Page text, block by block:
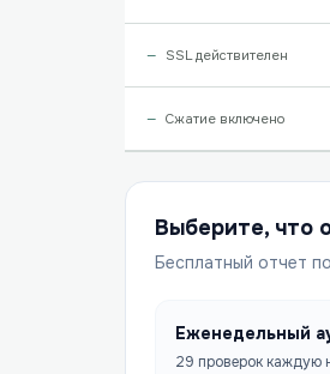
SSL действителен
Сжатие включено
Выберите, что
Бесплатный отчет
Еженедельный
29 проверок каждую